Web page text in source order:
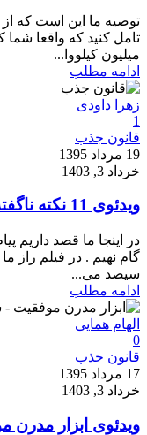
توصیه ما این است که از
میلیون کیلووا...
ادامه مطلب
زهرا داودی
1
قانون جذب
19 مرداد 1395
خرداد 3, 1403
ویدئوی 11 نکته ناگفته از قانون جذب از باب پراکتور
در اینجا ما قصد داریم
گام نهیم . در فیلم راز
سیصد می...
ادامه مطلب
الهام همایی
0
قانون جذب
17 مرداد 1395
خرداد 3, 1403
ویدئوی ابزار